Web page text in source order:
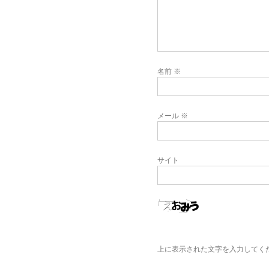
名前 ※
メール ※
サイト
上に表示された文字を入力してく